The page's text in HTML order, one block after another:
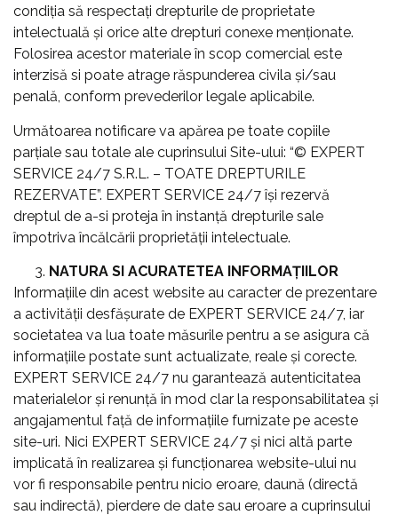
condiția să respectați drepturile de proprietate
intelectuală şi orice alte drepturi conexe menționate.
Folosirea acestor materiale în scop comercial este
interzisă si poate atrage răspunderea civila și/sau
penală, conform prevederilor legale aplicabile.
Următoarea notificare va apărea pe toate copiile
parţiale sau totale ale cuprinsului Site-ului: “© EXPERT
SERVICE 24/7 S.R.L. – TOATE DREPTURILE
REZERVATE”. EXPERT SERVICE 24/7 îşi rezervă
dreptul de a-si proteja în instanţă drepturile sale
împotriva încălcării proprietății intelectuale.
NATURA SI ACURATETEA INFORMAȚIILOR
Informațiile din acest website au caracter de prezentare
a activității desfășurate de EXPERT SERVICE 24/7, iar
societatea va lua toate măsurile pentru a se asigura că
informațiile postate sunt actualizate, reale şi corecte.
EXPERT SERVICE 24/7 nu garantează autenticitatea
materialelor şi renunţă în mod clar la responsabilitatea şi
angajamentul faţă de informațiile furnizate pe aceste
site-uri. Nici EXPERT SERVICE 24/7 şi nici altă parte
implicată în realizarea şi funcționarea website-ului nu
vor fi responsabile pentru nicio eroare, daună (directă
sau indirectă), pierdere de date sau eroare a cuprinsului